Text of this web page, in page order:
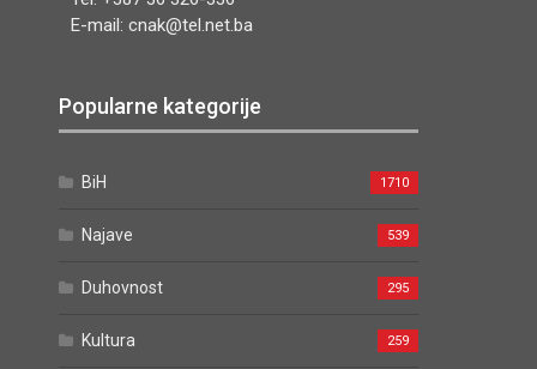
E-mail: cnak@tel.net.ba
Popularne kategorije
BiH 1710
Najave 539
Duhovnost 295
Kultura 259